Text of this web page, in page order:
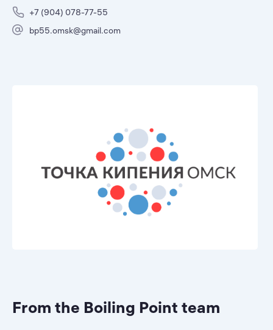
+7 (904) 078-77-55
bp55.omsk@gmail.com
From the Boiling Point team